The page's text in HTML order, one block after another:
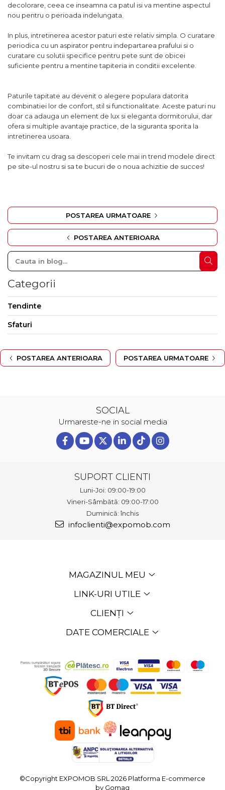
decolorare, ceea ce inseamna ca patul isi va mentine aspectul
nou pentru o perioada indelungata.
In plus, intretinerea acestor paturi este relativ simpla. O curatare
periodica cu un aspirator pentru indepartarea prafului si o
curatare cu solutii specifice pentru pete sunt de obicei
suficiente pentru a mentine tapiteria in conditii excelente.
Paturile tapitate au devenit o alegere populara datorita
combinatiei lor de confort, stil si functionalitate. Aceste paturi nu
doar ca adauga un element de lux si eleganta dormitorului, dar
ofera si multiple avantaje practice, de la siguranta sporita la
intretinerea usoara.
Te invitam cu drag sa descoperi cele mai in trend modele direct
pe site-ul nostru si sa te bucuri de o noua achizitie de succes!
POSTAREA URMATOARE
POSTAREA ANTERIOARA
Categorii
Tendinte
Sfaturi
POSTAREA URMATOARE
POSTAREA ANTERIOARA
SOCIAL
Urmareste-ne in social media
SUPORT CLIENTI
Luni-Joi: 09:00-19:00
Vineri-Sâmbătă: 09:00-17:00
Duminică: închis
infoclienti@expomob.com
MAGAZINUL MEU
LINK-URI UTILE
CLIENȚI
DATE COMERCIALE
©Copyright EXPOMOB SRL 2026 Platforma E-commerce
by Gomag